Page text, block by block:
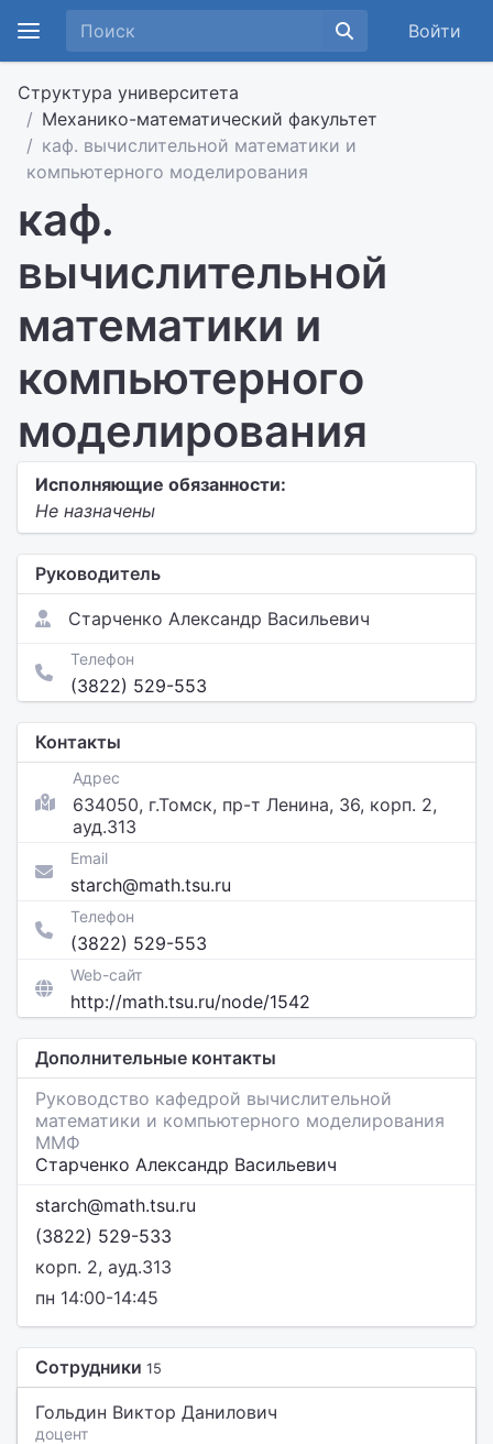
Войти
Структура университета
Механико-математический факультет
каф. вычислительной математики и
компьютерного моделирования
каф.
вычислительной
математики и
компьютерного
моделирования
Исполняющие обязанности:
Не назначены
Руководитель
Старченко Александр Васильевич
Телефон
(3822) 529-553
Контакты
Адрес
634050, г.Томск, пр-т Ленина, 36, корп. 2,
ауд.313
Email
starch@math.tsu.ru
Телефон
(3822) 529-553
Web-сайт
http://math.tsu.ru/node/1542
Дополнительные контакты
Руководство кафедрой вычислительной
математики и компьютерного моделирования
ММФ
Старченко Александр Васильевич
starch@math.tsu.ru
(3822) 529-533
корп. 2, ауд.313
пн 14:00-14:45
Сотрудники 15
Гольдин Виктор Данилович
доцент